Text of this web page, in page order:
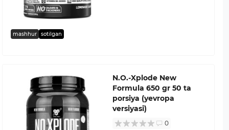
mashhur sotilgan
N.O.-Xplode New
Formula 650 gr 50 ta
porsiya (yevropa
versiyasi)
0